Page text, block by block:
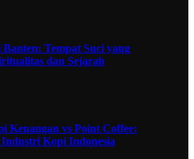
Tempat Suci yang
dan Sejarah
Kenangan vs Point Coffee:
Kopi Indonesia